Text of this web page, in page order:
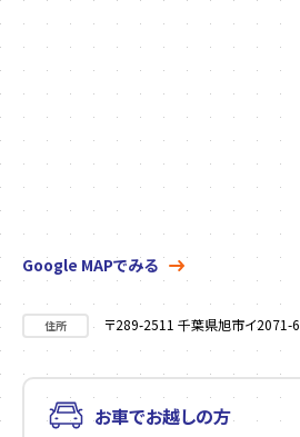
Google MAPでみる
住所 〒289-2511 千葉県旭市イ2071-6
お車でお越しの方